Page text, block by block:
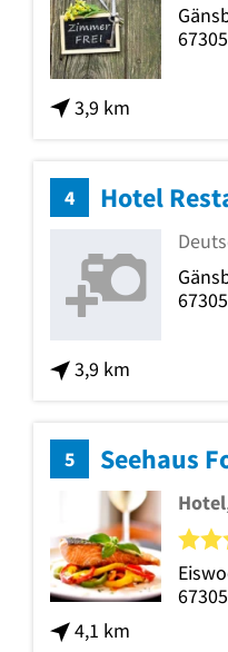
3,9 km
67305
4 Hotel
3,9 km
67305
5 Seehaus
4,1 km
Hotel
67305